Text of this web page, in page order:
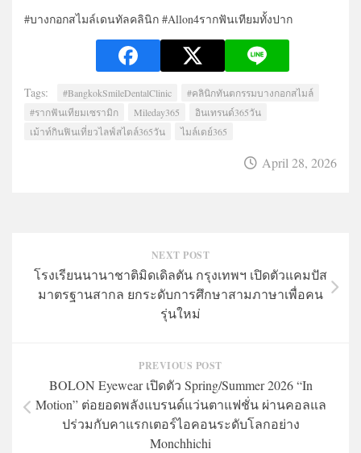
#บางกอกสไมล์เดนทัลคลินิก #Allon4รากฟันเทียมทั้งปาก
Tags: #BangkokSmileDentalClinic
#คลินิกทันตกรรมบางกอกสไมล์
#รากฟันเทียมเซรามิก
Mileday365
อินเทรนด์365วัน
เม้าท์กินฟินเที่ยวไลฟ์สไตล์365วัน
ไมล์เดย์365
April 28, 2026
NEXT POST
โรงเรียนนานาชาติมิดเดิลตัน กรุงเทพฯ เปิดตัวแคมปัส
มาตรฐานสากล ยกระดับการศึกษาสามภาษาเพื่อคน
รุ่นใหม่
PREVIOUS POST
BOLON Eyewear เปิดตัว Spring/Summer 2026 “In
Motion” ต่อยอดพลังแบรนด์แว่นตาแฟชั่น ผ่านคอลแล
ปร่วมกับคาแรกเตอร์ไอคอนระดับโลกอย่าง
Monchhichi